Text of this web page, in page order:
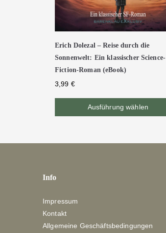
Erich Dolezal – Reise durch die
Sonnenwelt: Ein klassischer Science-
Fiction-Roman (eBook)
3,99 €
Ausführung wählen
Info
Impressum
Kontakt
Allgemeine Geschäftsbedingungen